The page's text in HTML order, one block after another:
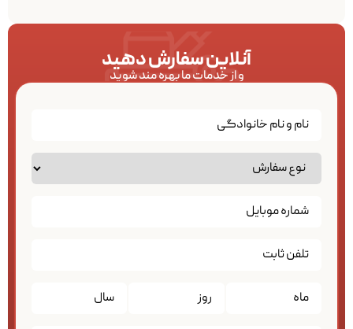
آنلاین سفارش دهید
و از خدمات ما بهره مند شوید
تاریخ*